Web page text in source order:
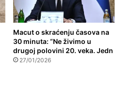
Macut o skraćenju časova na
30 minuta: “Ne živimo u
drugoj polovini 20. veka. Jedn
27/01/2026